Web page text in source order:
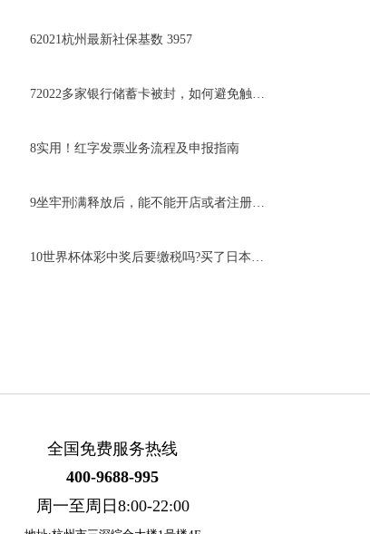
62021杭州最新社保基数 3957
72022多家银行储蓄卡被封，如何避免触发风控？
8实用！红字发票业务流程及申报指南
9坐牢刑满释放后，能不能开店或者注册公司
10世界杯体彩中奖后要缴税吗?买了日本翻了10倍
全国免费服务热线
400-9688-995
周一至周日8:00-22:00